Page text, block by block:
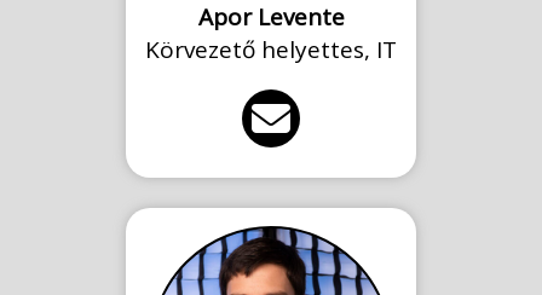
Apor Levente
Körvezető helyettes, IT